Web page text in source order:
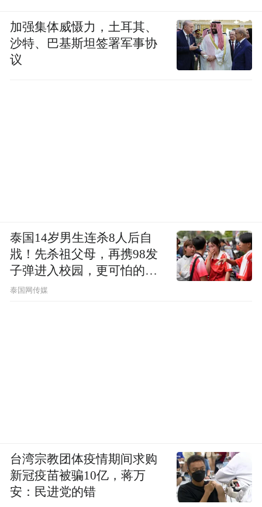
加强集体威慑力，土耳其、
沙特、巴基斯坦签署军事协
议
泰国14岁男生连杀8人后自
戕！先杀祖父母，再携98发
子弹进入校园，更可怕的细
节公布了
泰国网传媒
台湾宗教团体疫情期间求购
新冠疫苗被骗10亿，蒋万
安：民进党的错